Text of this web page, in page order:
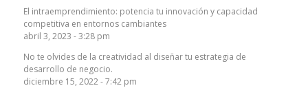
El intraemprendimiento: potencia tu innovación y capacidad
competitiva en entornos cambiantes
abril 3, 2023 - 3:28 pm
No te olvides de la creatividad al diseñar tu estrategia de
desarrollo de negocio.
diciembre 15, 2022 - 7:42 pm